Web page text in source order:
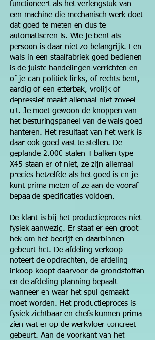
functioneert als het verlengstuk van
een machine die mechanisch werk doet
dat goed te meten en dus te
automatiseren is. Wie je bent als
persoon is daar niet zo belangrijk. Een
wals in een staalfabriek goed bedienen
is de juiste handelingen verrichten en
of je dan politiek links, of rechts bent,
aardig of een etterbak, vrolijk of
depressief maakt allemaal niet zoveel
uit. Je moet gewoon de knoppen van
het besturingspaneel van de wals goed
hanteren. Het resultaat van het werk is
daar ook goed vast te stellen. De
geplande 2.000 stalen T-balken type
X45 staan er of niet, ze zijn allemaal
precies hetzelfde als het goed is en je
kunt prima meten of ze aan de vooraf
bepaalde specificaties voldoen.
De klant is bij het productieproces niet
fysiek aanwezig. Er staat er een groot
hek om het bedrijf en daarbinnen
gebeurt het. De afdeling verkoop
noteert de opdrachten, de afdeling
inkoop koopt daarvoor de grondstoffen
en de afdeling planning bepaalt
wanneer en waar het spul gemaakt
moet worden. Het productieproces is
fysiek zichtbaar en chefs kunnen prima
zien wat er op de werkvloer concreet
gebeurt. Aan de voorkant van het